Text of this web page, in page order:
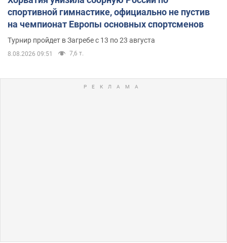
спортивной гимнастике, официально не пустив
на чемпионат Европы основных спортсменов
Турнир пройдет в Загребе с 13 по 23 августа
8.08.2026 09:51 7,6 т.